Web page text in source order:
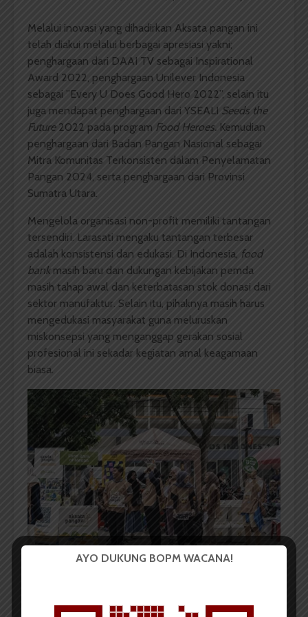
Melalui inovasi yang dihadirkan Aksata pangan ini
telah diakui melalui berbagai apresiasi yakni;
penghargaan dari DAAI TV sebagai Inspirational
Award 2022, penghargaan Unilever Indonesia
sebagai ”Every U Does Good Hero 2022”, selain itu
juga mendapat penghargaan dari YSEALI Seeds the
Future2022 pada program Food Heroes. Kemudian
penghargaan dari Badan Pangan Nasional sebagai
Mitra Komunitas Terkonsisten dalam Penyelamatan
Pangan 2024, serta penghargaan dari Provinsi
Sumatra Utara.
Mengelola organisasi non-profit memiliki tantangan
tersendiri. Larasati mengaku tantangan terbesar
adalah konsistensi dan edukasi. Di Indonesia, food
bankmasih baru dan dukungan kebijakan pemda
masih tahap awal dan keterbatasan stok donasi dari
sektor manufaktur. Selain itu, pihaknya masih harus
mengedukasi masyarakat guna meluruskan
miskonsepsi yang menganggap gerakan sosial
profesional ini sekadar kegiatan amal keagamaan
biasa.
Namun Larasati terus mendorong tim tidak menyerah.
AYO DUKUNG BOPM WACANA!